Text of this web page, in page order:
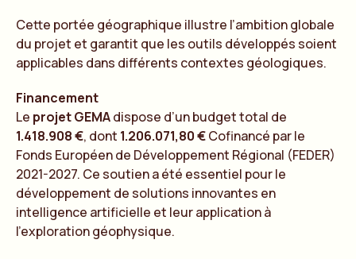
Cette portée géographique illustre l’ambition globale
du projet et garantit que les outils développés soient
applicables dans différents contextes géologiques.
Financement
Le projet GEMAdispose d’un budget total de
1.418.908 €, dont 1.206.071,80 €Cofinancé par le
Fonds Européen de Développement Régional (FEDER)
2021-2027. Ce soutien a été essentiel pour le
développement de solutions innovantes en
intelligence artificielle et leur application à
l’exploration géophysique.